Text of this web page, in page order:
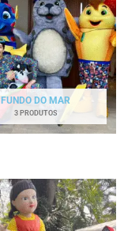
FUNDO DO MAR
3 PRODUTOS